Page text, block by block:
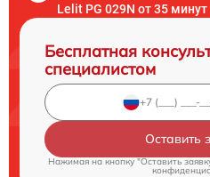
Lelit PG 029N от 35 минут
Бесплатная
специалистом
Оставить
Нажимая на кнопку "Оставить